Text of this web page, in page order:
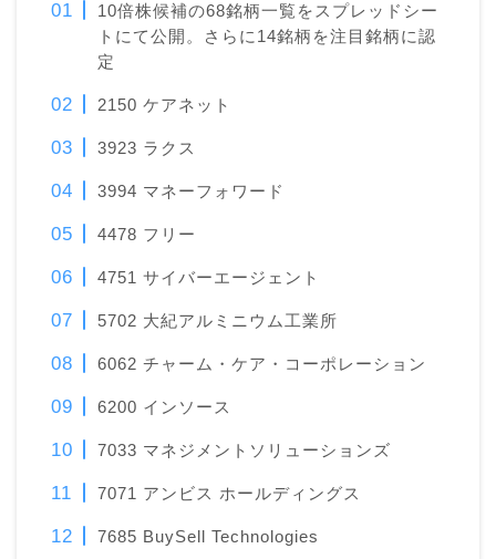
10倍株候補の68銘柄一覧をスプレッドシー
トにて公開。さらに14銘柄を注目銘柄に認
定
2150 ケアネット
3923 ラクス
3994 マネーフォワード
4478 フリー
4751 サイバーエージェント
5702 大紀アルミニウム工業所
6062 チャーム・ケア・コーポレーション
6200 インソース
7033 マネジメントソリューションズ
7071 アンビス ホールディングス
7685 BuySell Technologies